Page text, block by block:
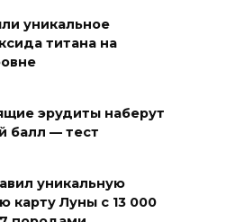
уникальное
титана на
эрудиты наберут
балл — тест
уникальную
карту Луны с 13 000